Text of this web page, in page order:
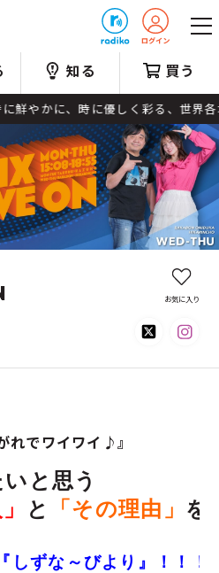
知る 買う
しく彩る、世界各地のダ
お気に入り
れでワイワイ♪』
と思う
と 「その理由」 を
ずな～びより』！！！